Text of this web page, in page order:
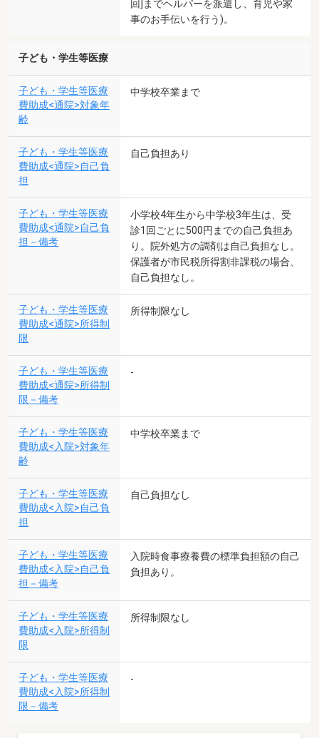
回]までヘルパーを派遣し、育児や家
事のお手伝いを行う)。
子ども・学生等医療
子ども・学生等医療
費助成<通院>対象年
齢
中学校卒業まで
子ども・学生等医療
費助成<通院>自己負
担
自己負担あり
子ども・学生等医療
費助成<通院>自己負
担－備考
小学校4年生から中学校3年生は、受
診1回ごとに500円までの自己負担あ
り。院外処方の調剤は自己負担なし。
保護者が市民税所得割非課税の場合、
自己負担なし。
子ども・学生等医療
費助成<通院>所得制
限
所得制限なし
子ども・学生等医療
費助成<通院>所得制
限－備考
-
子ども・学生等医療
費助成<入院>対象年
齢
中学校卒業まで
子ども・学生等医療
費助成<入院>自己負
担
自己負担なし
子ども・学生等医療
費助成<入院>自己負
担－備考
入院時食事療養費の標準負担額の自己
負担あり。
子ども・学生等医療
費助成<入院>所得制
限
所得制限なし
子ども・学生等医療
費助成<入院>所得制
限－備考
-